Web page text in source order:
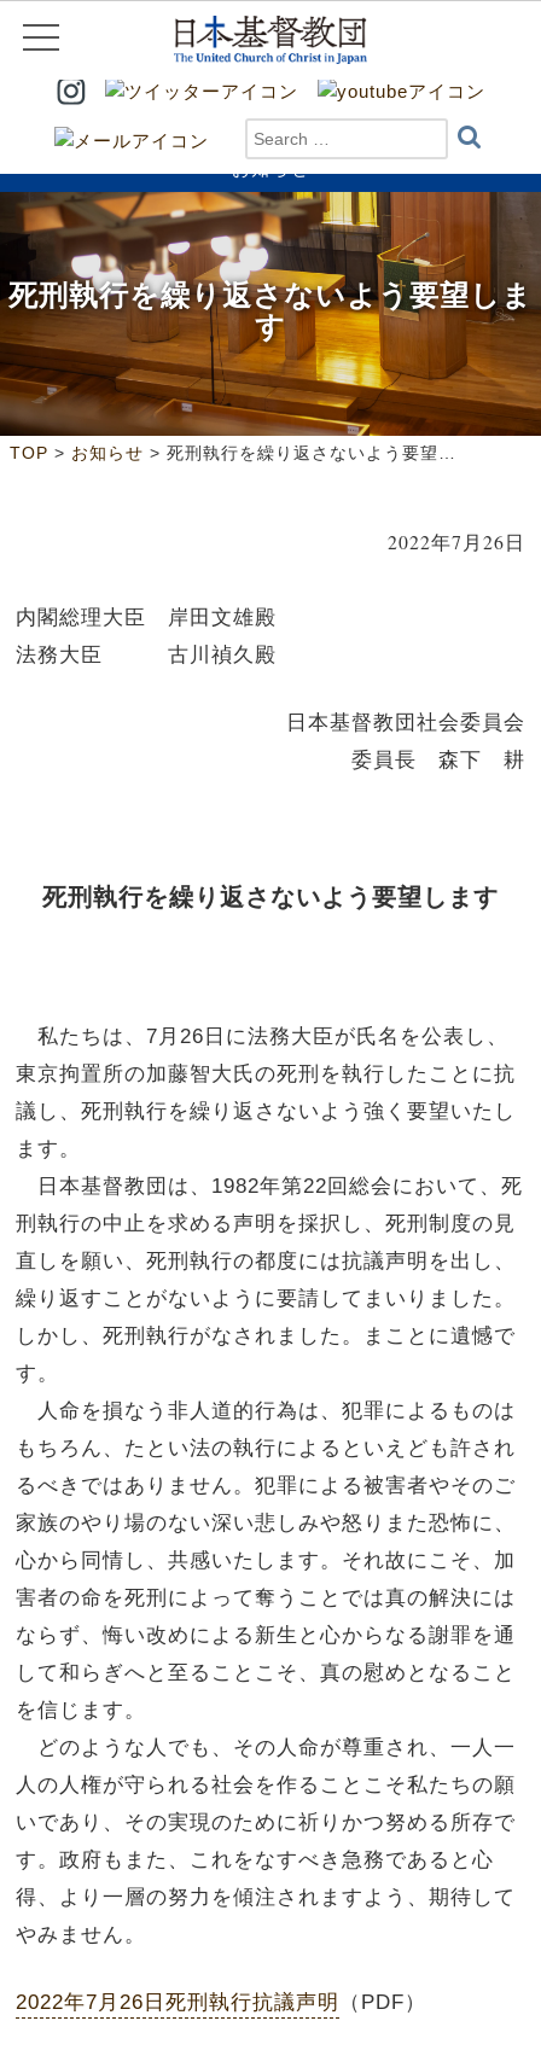
死刑執行を繰り返さないよう要望しま
す
TOP > お知らせ > 死刑執行を繰り返さないよう要望します
2022年7月26日
内閣総理大臣 岸田文雄殿
法務大臣 古川禎久殿
日本基督教団社会委員会
委員長 森下 耕
死刑執行を繰り返さないよう要望します
私たちは、7 月 26 日に法務大臣が氏名を公表し、
東京拘置所の加藤智大氏の死刑を執行したことに抗
議し、死刑執行を繰り返さないよう強く要望いたし
ます。
日本基督教団は、 1982年第22回総会において、死
刑執行の中止を求める声明を採択し、死刑制度の見
直しを願い、死刑執行の都度には抗議声明を出し、
繰り返すことがないように要請してまいりました。
しかし、死刑執行がなされました。まことに遺憾で
す。
人命を損なう非人道的行為は、犯罪によるものは
もちろん、たとい法の執行によるといえども許され
るべきではありません。犯罪による被害者やそのご
家族のやり場のない深い悲しみや怒りまた恐怖に、
心から同情し、共感いたします。それ故にこそ、加
害者の命を死刑によって奪うことでは真の解決には
ならず、悔い改めによる新生と心からなる謝罪を通
して和らぎへと至ることこそ、真の慰めとなること
を信じます。
どのような人でも、その人命が尊重され、一人一
人の人権が守られる社会を作ることこそ私たちの願
いであり、その実現のために祈りかつ努める所存で
す。政府もまた、これをなすべき急務であると心
得、より一層の努力を傾注されますよう、期待して
やみません。
2022年7月26日死刑執行抗議声明 （PDF）